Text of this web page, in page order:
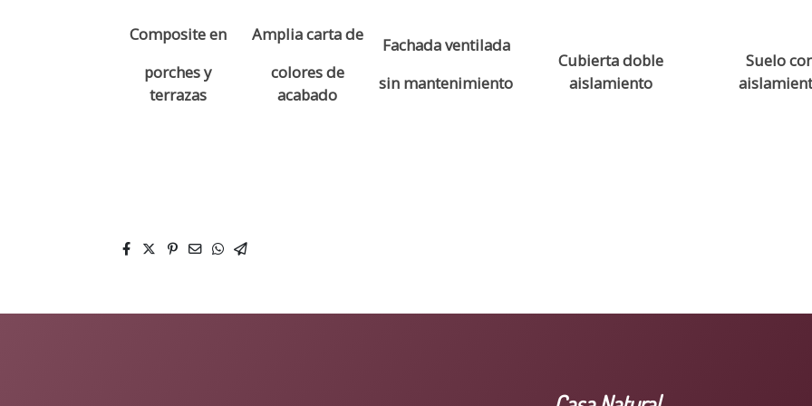
Composite en
porches y
terrazas
Amplia carta de
colores de
acabado
Fachada ventilada
sin mantenimiento
Cubierta doble
aislamiento
Suelo